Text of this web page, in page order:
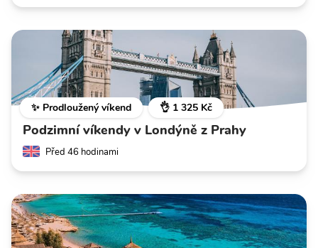
✨ Prodloužený víkend 👌 1 325 Kč
Podzimní víkendy v Londýně z Prahy
Před 46 hodinami